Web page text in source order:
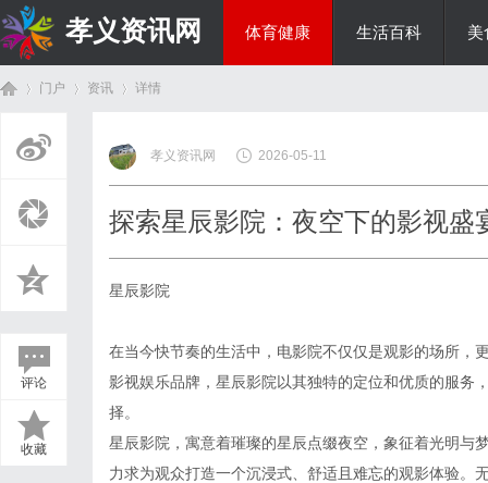
孝义资讯网 体育健康 生活百科 美
门户 资讯
›
详情
评论
收藏
孝义资讯网 2026-05-11
探索星辰影院：夜空下的影视盛
星辰影院
在当今快节奏的生活中，电影院不仅仅是观影的场所，
影视娱乐品牌，星辰影院以其独特的定位和优质的服务
择。
星辰影院，寓意着璀璨的星辰点缀夜空，象征着光明与
力求为观众打造一个沉浸式、舒适且难忘的观影体验。